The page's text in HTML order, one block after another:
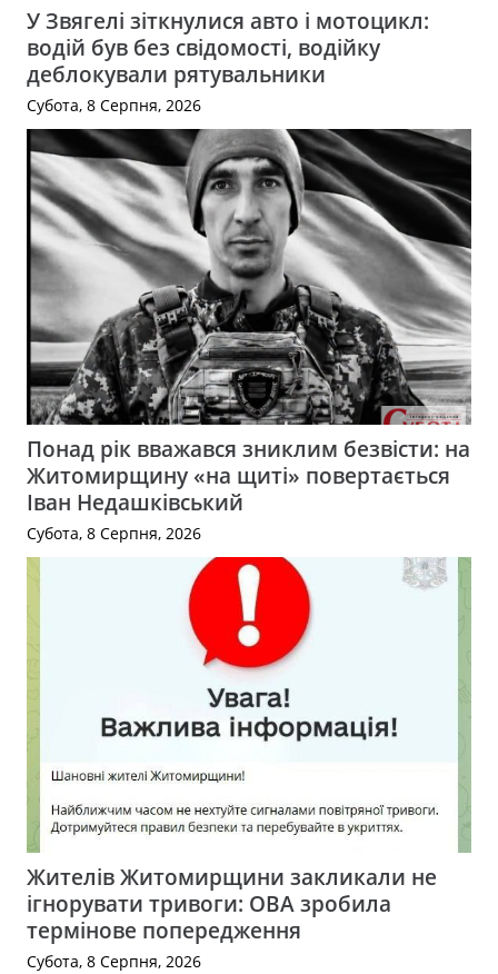
У Звягелі зіткнулися авто і мотоцикл:
водій був без свідомості, водійку
деблокували рятувальники
Субота, 8 Серпня, 2026
Понад рік вважався зниклим безвісти: на
Житомирщину «на щиті» повертається
Іван Недашківський
Субота, 8 Серпня, 2026
Жителів Житомирщини закликали не
ігнорувати тривоги: ОВА зробила
термінове попередження
Субота, 8 Серпня, 2026